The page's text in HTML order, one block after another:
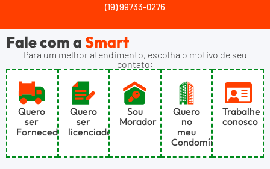
(19) 99733-0276
Fale com aSmart
Para um melhor atendimento, escolha o motivo de seu
contato:
Quero
ser
Fornecedor
Quero
ser
licenciado
Sou
Morador
Quero
no
meu
Condomínio
Trabalhe
conosco